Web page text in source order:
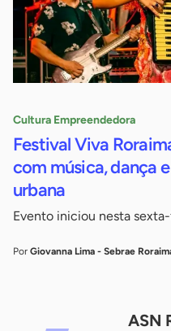
Cultura Empreendedora
Festival Viva
com música, dança
urbana
Evento iniciou nesta
Por Giovanna Lima - Sebrae
ASN